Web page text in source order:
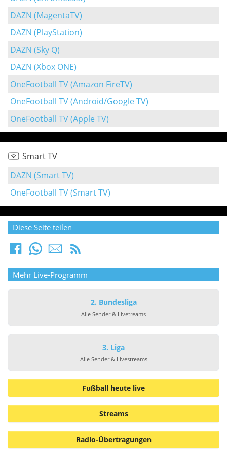
DAZN (MagentaTV)
DAZN (PlayStation)
DAZN (Sky Q)
DAZN (Xbox ONE)
OneFootball TV (Amazon FireTV)
OneFootball TV (Android/Google TV)
OneFootball TV (Apple TV)
Smart TV
DAZN (Smart TV)
OneFootball TV (Smart TV)
Diese Seite teilen
Mehr Live-Programm
2. Bundesliga
Alle Sender & Livetreams
3. Liga
Alle Sender & Livestreams
Fußball heute live
Streams
Radio-Übertragungen